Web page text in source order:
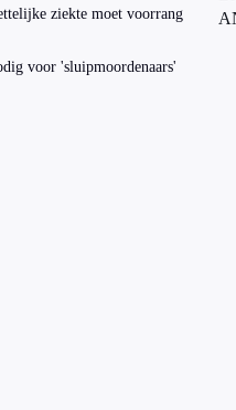
ziekte moet voorrang
voor 'sluipmoordenaars'